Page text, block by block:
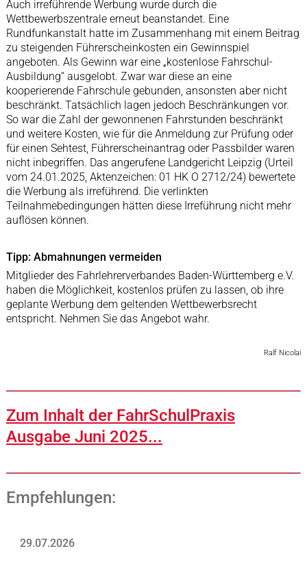
Auch irreführende Werbung wurde durch die
Wettbewerbszentrale erneut beanstandet. Eine
Rundfunkanstalt hatte im Zusammenhang mit einem Beitrag
zu steigenden Führerscheinkosten ein Gewinnspiel
angeboten. Als Gewinn war eine „kostenlose Fahrschul-
Ausbildung“ ausgelobt. Zwar war diese an eine
kooperierende Fahrschule gebunden, ansonsten aber nicht
beschränkt. Tatsächlich lagen jedoch Beschränkungen vor.
So war die Zahl der gewonnenen Fahrstunden beschränkt
und weitere Kosten, wie für die Anmeldung zur Prüfung oder
für einen Sehtest, Führerscheinantrag oder Passbilder waren
nicht inbegriffen. Das angerufene Landgericht Leipzig (Urteil
vom 24.01.2025, Aktenzeichen: 01 HK O 2712/24) bewertete
die Werbung als irreführend. Die verlinkten
Teilnahmebedingungen hätten diese Irreführung nicht mehr
auflösen können.
Tipp: Abmahnungen vermeiden
Mitglieder des Fahrlehrerverbandes Baden-Württemberg e.V.
haben die Möglichkeit, kostenlos prüfen zu lassen, ob ihre
geplante Werbung dem geltenden Wettbewerbsrecht
entspricht. Nehmen Sie das Angebot wahr.
Ralf Nicolai
Zum Inhalt der FahrSchulPraxis
Ausgabe Juni 2025...
Empfehlungen:
29.07.2026